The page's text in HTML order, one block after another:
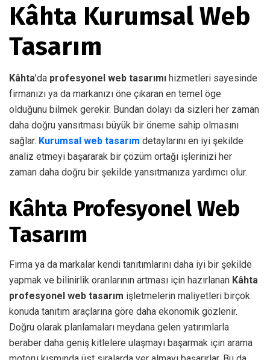
Kâhta Kurumsal Web
Tasarım
Kâhta’da profesyonel web tasarımı hizmetleri sayesinde
firmanızı ya da markanızı öne çıkaran en temel öge
olduğunu bilmek gerekir. Bundan dolayı da sizleri her zaman
daha doğru yansıtması büyük bir öneme sahip olmasını
sağlar. Kurumsal web tasarım detaylarını en iyi şekilde
analiz etmeyi başararak bir çözüm ortağı işlerinizi her
zaman daha doğru bir şekilde yansıtmanıza yardımcı olur.
Kâhta Profesyonel Web
Tasarım
Firma ya da markalar kendi tanıtımlarını daha iyi bir şekilde
yapmak ve bilinirlik oranlarının artması için hazırlanan Kâhta
profesyonel web tasarım işletmelerin maliyetleri birçok
konuda tanıtım araçlarına göre daha ekonomik gözlenir.
Doğru olarak planlamaları meydana gelen yatırımlarla
beraber daha geniş kitlelere ulaşmayı başarmak için arama